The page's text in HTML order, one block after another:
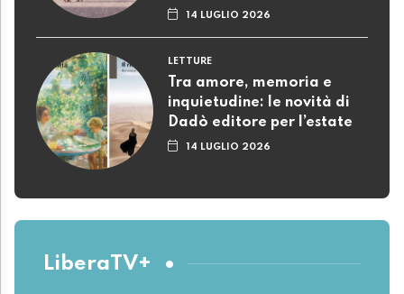
14 LUGLIO 2026
LETTURE
Tra amore, memoria e
inquietudine: le novità di
Dadò editore per l’estate
14 LUGLIO 2026
LiberaTV+